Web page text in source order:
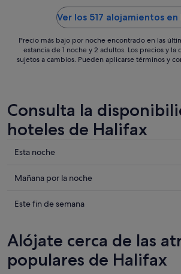
Ver los 517 alojamientos
Precio más bajo por noche encontrado en las
estancia de 1 noche y 2 adultos. Los precios y
sujetos a cambios. Pueden aplicarse términos y
Consulta la
hoteles de Halifax
Comprueba
precios
Halifax
noche,
ago
Esta noche
Comprueba
precios
para
mañana
por
Mañana por la noche
Comprueba
en
Halifax
para
Este fin de semana
Alójate cerca de las
populares de Halifax